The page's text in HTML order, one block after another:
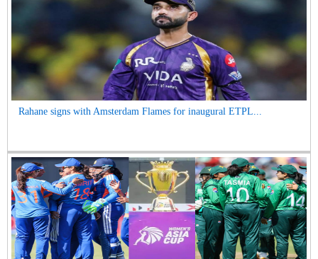
Rahane signs with Amsterdam Flames for inaugural ETPL...